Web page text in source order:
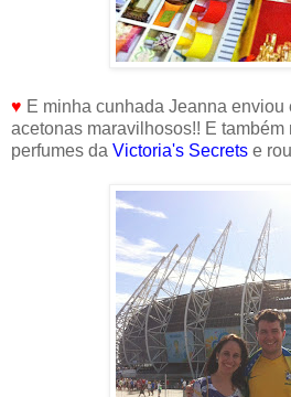
♥ E minha cunhada Jeanna enviou
acetonas maravilhosos!! E também
perfumes da Victoria's Secrets e